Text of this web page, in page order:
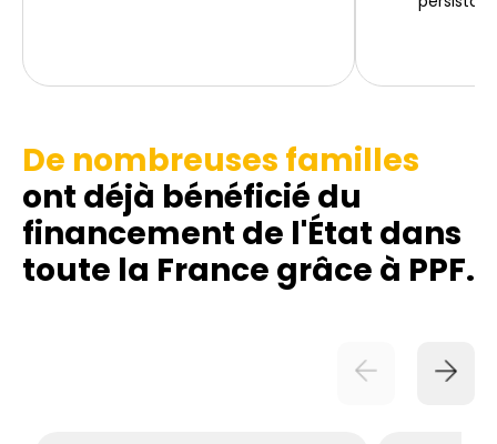
De nombreuses familles
ont déjà bénéficié du
financement de l'État dans
toute la France grâce à PPF.